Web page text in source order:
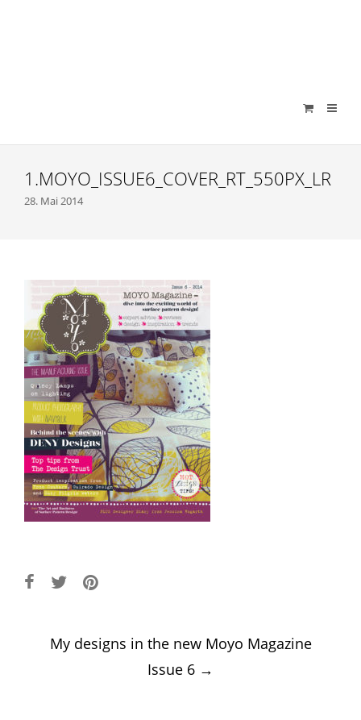
1.MOYO_ISSUE6_COVER_RT_550PX_LR
28. Mai 2014
Post
navigation
My designs in the new Moyo Magazine
Issue 6 →